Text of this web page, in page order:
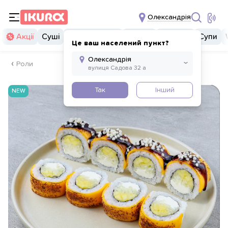
Олександрія
Це ваш населений пункт?
Так Інший
Акції Суші Супи
Роли
NEW